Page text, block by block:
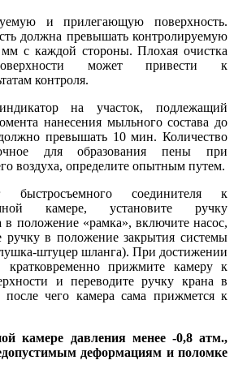
и прилегающую поверхность.
должна превышать контролируемую
с каждой стороны. Плохая очистка
может привести к
контроля.
на участок, подлежащий
нанесения мыльного состава до
превышать 10 мин. Количество
для образования пены при
воздуха, определите опытным путем.
быстросъемного соединителя к
камере, установите ручку
в положение «рамка», включите насос,
ручку в положение закрытия системы
штуцер шланга). При достижении
кратковременно прижмите камеру к
и переводите ручку крана в
после чего камера сама прижмется к
камере давления менее -0,8 атм.,
деформациям и поломке